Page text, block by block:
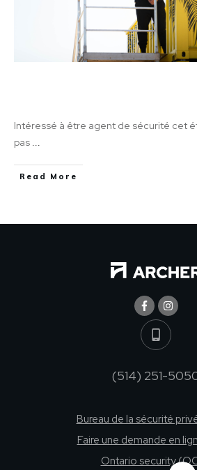
Intéressé à être agent de sécurité cet
pas ...
Read More
(514) 251-
Bureau de la sécurité
Faire une demande en
Ontario security